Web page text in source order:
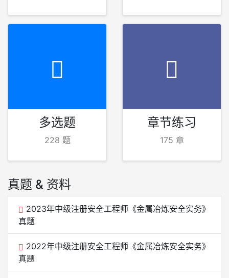
多选题
228 题
章节练习
175 章
真题 & 资料
2023年中级注册安全工程师《金属冶炼安全实务》
真题
2022年中级注册安全工程师《金属冶炼安全实务》
真题